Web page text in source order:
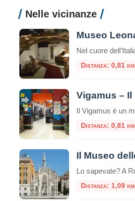
Nelle vicinanze
Distanza: 0,81 km
Distanza: 0,81 km
Distanza: 1,09 km